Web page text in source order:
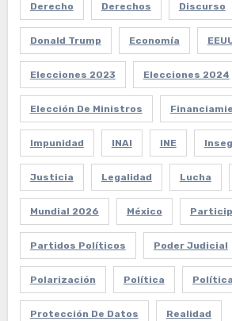
Derecho Derechos Discurso
Donald Trump Economía
Elecciones 2023 Elecciones 2024
Elección De Ministros
Impunidad INAI INE
Justicia Legalidad Lucha
Mundial 2026 México
Partidos Políticos Poder Judicial
Polarización Política
Protección De Datos Realidad